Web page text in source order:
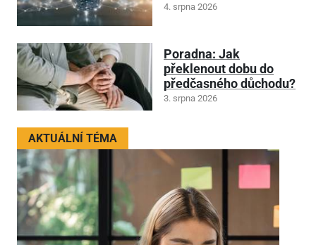
4. srpna 2026
Poradna: Jak
překlenout dobu do
předčasného důchodu?
3. srpna 2026
AKTUÁLNÍ TÉMA